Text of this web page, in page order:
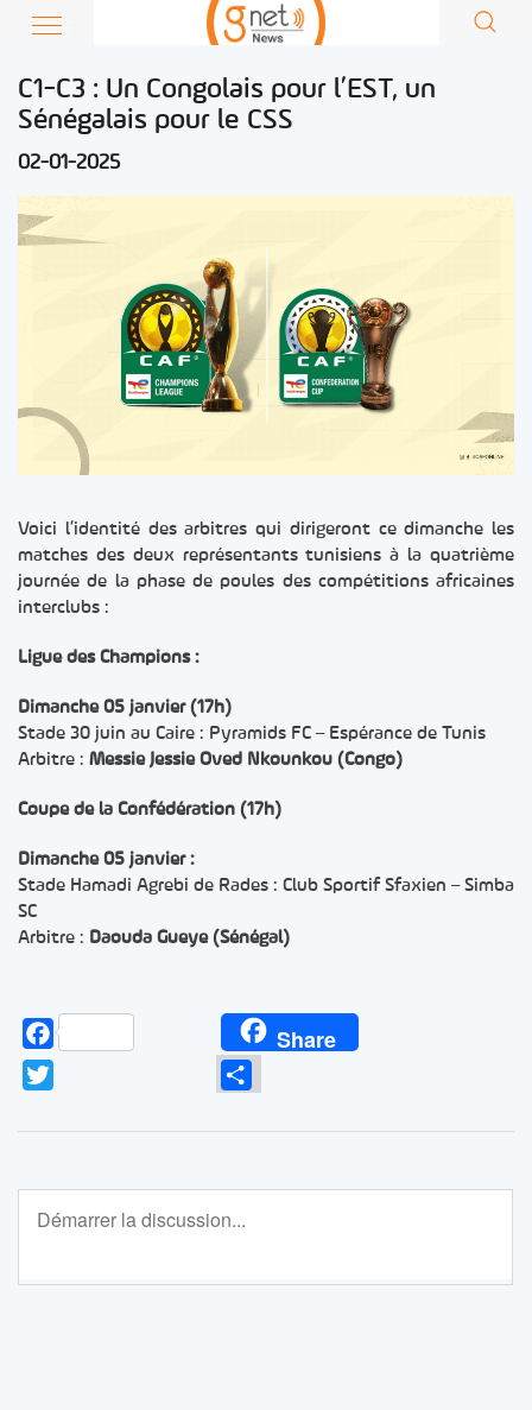
C1-C3 : Un Congolais pour l’EST, un
Sénégalais pour le CSS
02-01-2025
Voici l’identité des arbitres qui dirigeront ce dimanche les
matches des deux représentants tunisiens à la quatrième
journée de la phase de poules des compétitions africaines
interclubs :
Ligue des Champions :
Dimanche 05 janvier (17h)
Stade 30 juin au Caire : Pyramids FC – Espérance de Tunis
Arbitre : Messie Jessie Oved Nkounkou (Congo)
Coupe de la Confédération (17h)
Dimanche 05 janvier :
Stade Hamadi Agrebi de Rades : Club Sportif Sfaxien – Simba
SC
Arbitre : Daouda Gueye (Sénégal)
Facebook Share
Partager